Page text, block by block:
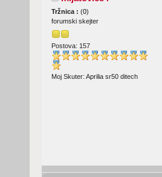
Tržnica : (0)
forumski skejter
Postova: 157
Moj Skuter: Aprilia sr50 ditech